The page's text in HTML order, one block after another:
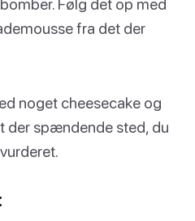
Følg det op med
fra det der
noget cheesecake og
der spændende sted, du